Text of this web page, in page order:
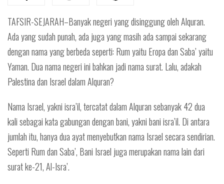
TAFSIR-SEJARAH–Banyak negeri yang disinggung oleh Alquran.
Ada yang sudah punah, ada juga yang masih ada sampai sekarang
dengan nama yang berbeda seperti: Rum yaitu Eropa dan Saba’ yaitu
Yaman. Dua nama negeri ini bahkan jadi nama surat. Lalu, adakah
Palestina dan Israel dalam Alquran?
Nama Israel, yakni isra’il, tercatat dalam Alquran sebanyak 42 dua
kali sebagai kata gabungan dengan bani, yakni bani isra’il. Di antara
jumlah itu, hanya dua ayat menyebutkan nama Israel secara sendirian.
Seperti Rum dan Saba’, Bani Israel juga merupakan nama lain dari
surat ke-21, Al-Isra’.